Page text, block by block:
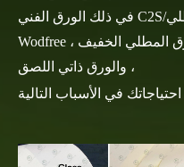
في ذلك الورق الفني C2S/الورق المطلي C2S ، وورق الأوفست
Wodfree ، والورق الخالي من الكربون ، والورق المطلي الخفيف
، والورق ذاتي اللصق